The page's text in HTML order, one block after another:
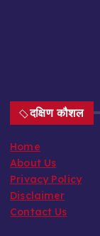
दक्षिण कौशल
Home
About Us
Privacy Policy
Disclaimer
Contact Us